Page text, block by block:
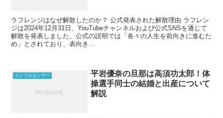
ラフレンジはなぜ解散したのか？ 公式発表された解散理由 ラフレン
ジは2024年12月31日、YouTubeチャンネルおよび公式SNSを通じて
解散を発表しました。公式の説明では「各々の人生を前向きに進むた
め」とされており、表向き...
インフルエンサー
平岩優奈の旦那は高須功太郎！体
操選手同士の結婚と出産について
解説